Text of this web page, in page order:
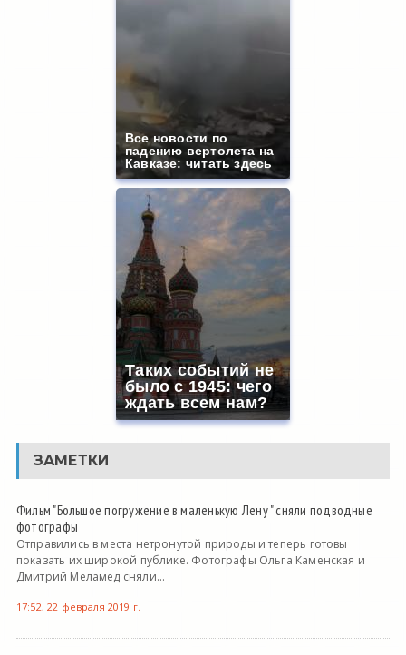
Все новости по
падению вертолета на
Кавказе: читать здесь
Таких событий не
было с 1945: чего
ждать всем нам?
ЗАМЕТКИ
Фильм "Большое погружение в маленькую Лену " сняли подводные
фотографы
Отправились в места нетронутой природы и теперь готовы
показать их широкой публике. Фотографы Ольга Каменская и
Дмитрий Меламед сняли...
17:52, 22 февраля 2019 г.